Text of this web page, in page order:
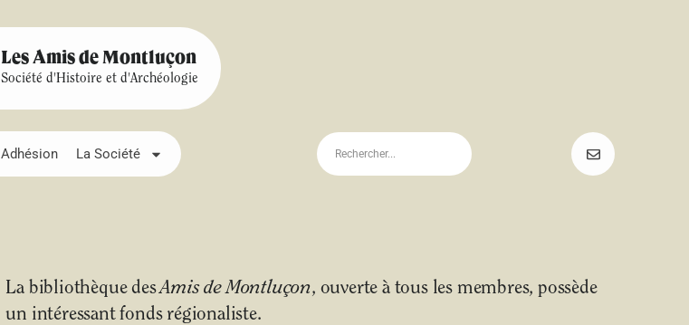
Les Amis de Montluçon
Société d'Histoire et d'Archéologie
Adhésion La Société
La bibliothèque desAmis de Montluçon, ouverte à tous les membres, possède
un intéressant fonds régionaliste.